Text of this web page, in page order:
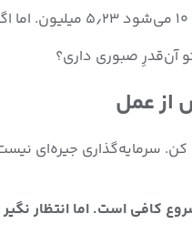
آن‌قدرِ صبوری داری؟
از عمل
کن. سرمایه‌گذاری جیره‌ای
کافی است. اما انتظار